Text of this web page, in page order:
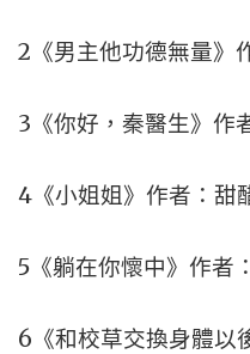
2《男主他功德無量》
3《你好，秦醫生》作
4《小姐姐》作者：甜
5《躺在你懷中》作者
6《和校草交換身體以